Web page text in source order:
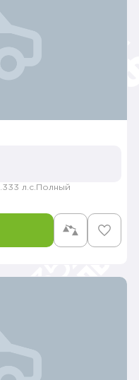
333 л.с. Полный